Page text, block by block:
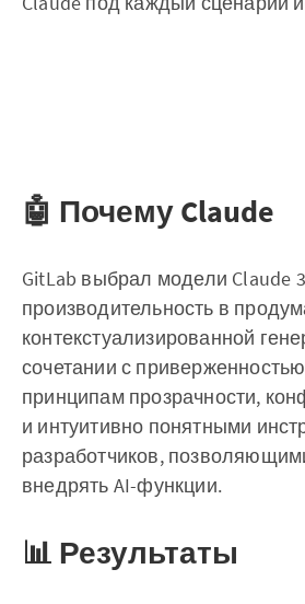
🤖 Почему Claude
GitLab выбрал модели Claude
производительность в
контекстуализированной
сочетании с
принципам прозрачности,
и интуитивно понятными
разработчиков,
внедрять AI-функции.
📊 Результаты